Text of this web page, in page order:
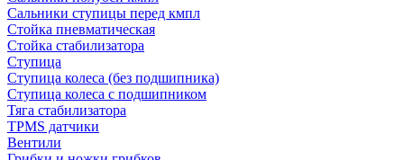
Сальники ступицы перед кмпл
Стойка пневматическая
Стойка стабилизатора
Ступица
Ступица колеса (без подшипника)
Ступица колеса с подшипником
Тяга стабилизатора
TPMS датчики
Вентили